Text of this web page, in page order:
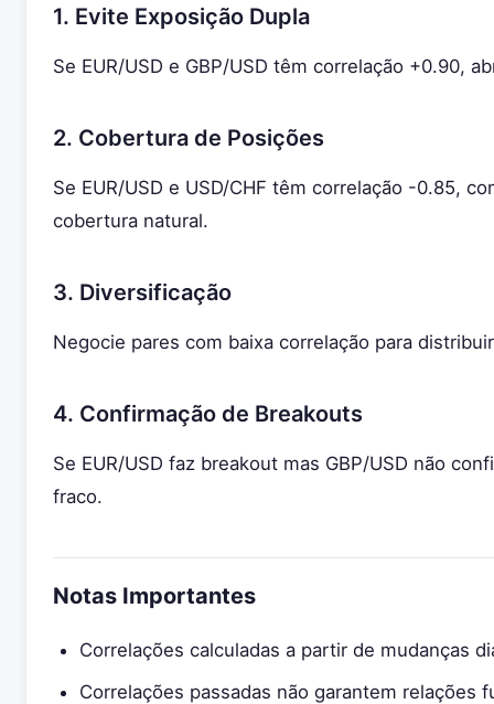
1. Evite Exposição Dupla
Se EUR/USD e GBP/USD têm correlação +0.90,
2. Cobertura de Posições
Se EUR/USD e USD/CHF têm correlação -0.85,
cobertura natural.
3. Diversificação
Negocie pares com baixa correlação para
4. Confirmação de Breakouts
Se EUR/USD faz breakout mas GBP/USD não
fraco.
Notas Importantes
Correlações calculadas a partir de mudanças
Correlações passadas não garantem relações